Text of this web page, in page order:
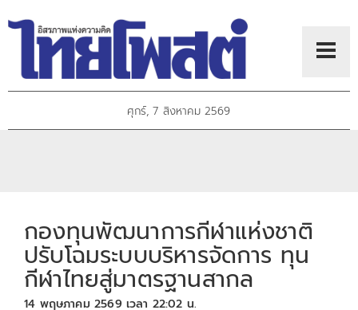
ศุกร์, 7 สิงหาคม 2569
กองทุนพัฒนาการกีฬาแห่งชาติ
ปรับโฉมระบบบริหารจัดการ ทุน
กีฬาไทยสู่มาตรฐานสากล
14 พฤษภาคม 2569 เวลา 22:02 น.